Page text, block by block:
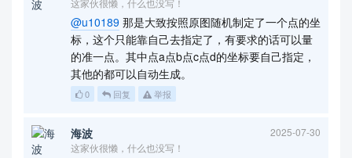
这家伙很懒，什么也没写！
@u10189 那是大致按照原图随机制定了一个点的坐
标，这个只能靠自己去指定了，有要求的话可以量
的准一点。其中点a点b点c点d的坐标要自己指定，
其他的都可以自动生成。
0 回复 举报
海波
2025-07-30
这家伙很懒，什么也没写！